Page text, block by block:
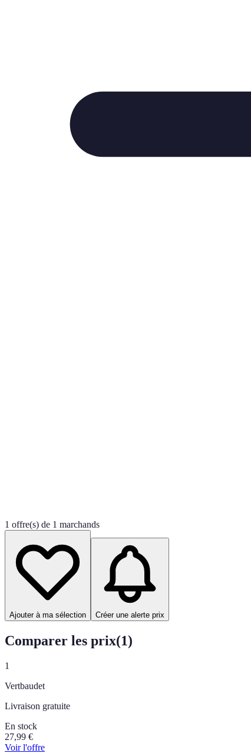
1 offre(s) de 1 marchands
Ajouter à ma sélection Créer une alerte prix
Comparer les prix(1)
1
Vertbaudet
Livraison gratuite
En stock
27,99 €
Voir l'offre